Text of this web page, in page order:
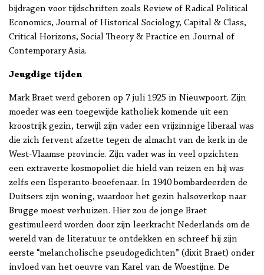
bijdragen voor tijdschriften zoals Review of Radical Political
Economics, Journal of Historical Sociology, Capital & Class,
Critical Horizons, Social Theory & Practice en Journal of
Contemporary Asia.
Jeugdige tijden
Mark Braet werd geboren op 7 juli 1925 in Nieuwpoort. Zijn
moeder was een toegewijde katholiek komende uit een
kroostrijk gezin, terwijl zijn vader een vrijzinnige liberaal was
die zich fervent afzette tegen de almacht van de kerk in de
West-Vlaamse provincie. Zijn vader was in veel opzichten
een extraverte kosmopoliet die hield van reizen en hij was
zelfs een Esperanto-beoefenaar. In 1940 bombardeerden de
Duitsers zijn woning, waardoor het gezin halsoverkop naar
Brugge moest verhuizen. Hier zou de jonge Braet
gestimuleerd worden door zijn leerkracht Nederlands om de
wereld van de literatuur te ontdekken en schreef hij zijn
eerste “melancholische pseudogedichten” (dixit Braet) onder
invloed van het oeuvre van Karel van de Woestijne. De